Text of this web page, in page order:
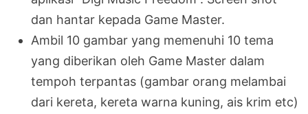
dan hantar kepada Game Master.
Ambil 10 gambar yang memenuhi 10 tema
yang diberikan oleh Game Master dalam
tempoh terpantas (gambar orang melambai
dari kereta, kereta warna kuning, ais krim etc)